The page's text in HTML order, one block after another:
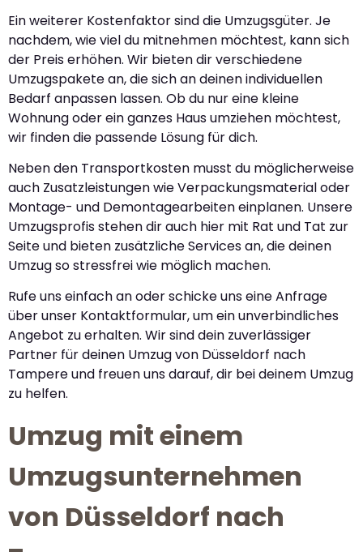
Ein weiterer Kostenfaktor sind die Umzugsgüter. Je
nachdem, wie viel du mitnehmen möchtest, kann sich
der Preis erhöhen. Wir bieten dir verschiedene
Umzugspakete an, die sich an deinen individuellen
Bedarf anpassen lassen. Ob du nur eine kleine
Wohnung oder ein ganzes Haus umziehen möchtest,
wir finden die passende Lösung für dich.
Neben den Transportkosten musst du möglicherweise
auch Zusatzleistungen wie Verpackungsmaterial oder
Montage- und Demontagearbeiten einplanen. Unsere
Umzugsprofis stehen dir auch hier mit Rat und Tat zur
Seite und bieten zusätzliche Services an, die deinen
Umzug so stressfrei wie möglich machen.
Rufe uns einfach an oder schicke uns eine Anfrage
über unser Kontaktformular, um ein unverbindliches
Angebot zu erhalten. Wir sind dein zuverlässiger
Partner für deinen Umzug von Düsseldorf nach
Tampere und freuen uns darauf, dir bei deinem Umzug
zu helfen.
Umzug mit einem
Umzugsunternehmen
von Düsseldorf nach